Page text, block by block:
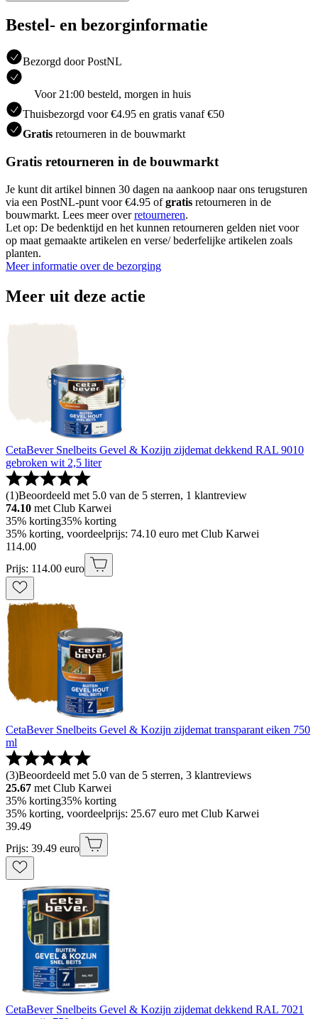
Bestel- en bezorginformatie
Bezorgd door PostNL
Voor 21:00 besteld, morgen in huis
Thuisbezorgd voor €4.95 en gratis vanaf €50
Gratis retourneren in de bouwmarkt
Gratis retourneren in de bouwmarkt
Je kunt dit artikel binnen 30 dagen na aankoop naar ons terugsturen
via een PostNL-punt voor €4.95 ofgratis retourneren in de
bouwmarkt. Lees meer overretourneren.
Let op: De bedenktijd en het kunnen retourneren gelden niet voor
op maat gemaakte artikelen en verse/ bederfelijke artikelen zoals
planten.
Meer informatie over de bezorging
Meer uit deze actie
CetaBever Snelbeits Gevel & Kozijn zijdemat dekkend RAL 9010
gebroken wit 2,5 liter
(1)Beoordeeld met 5.0 van de 5 sterren, 1 klantreview
74.10 met Club Karwei
35% korting35% korting
35% korting, voordeelprijs: 74.10 euro met Club Karwei
114.00
Prijs: 114.00 euro
CetaBever Snelbeits Gevel & Kozijn zijdemat transparant eiken 750
ml
(3)Beoordeeld met 5.0 van de 5 sterren, 3 klantreviews
25.67 met Club Karwei
35% korting35% korting
35% korting, voordeelprijs: 25.67 euro met Club Karwei
39.49
Prijs: 39.49 euro
CetaBever Snelbeits Gevel & Kozijn zijdemat dekkend RAL 7021